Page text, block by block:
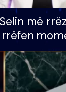
më
rrëfen
e BB
e